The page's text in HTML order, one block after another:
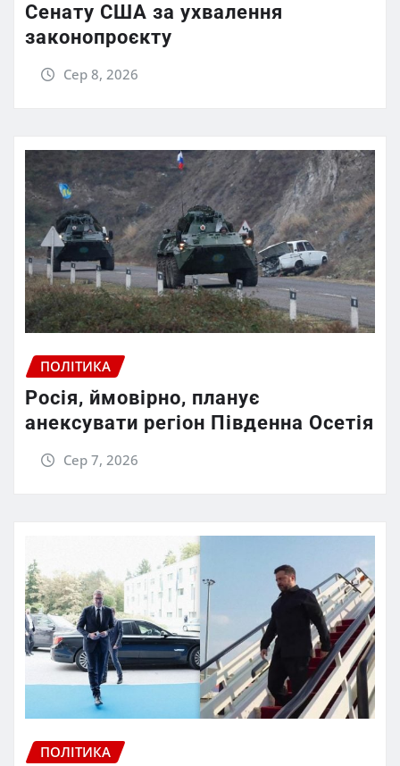
Сенату США за ухвалення
законопроєкту
Сер 8, 2026
ПОЛІТИКА
Росія, ймовірно, планує
анексувати регіон Південна Осетія
Сер 7, 2026
ПОЛІТИКА